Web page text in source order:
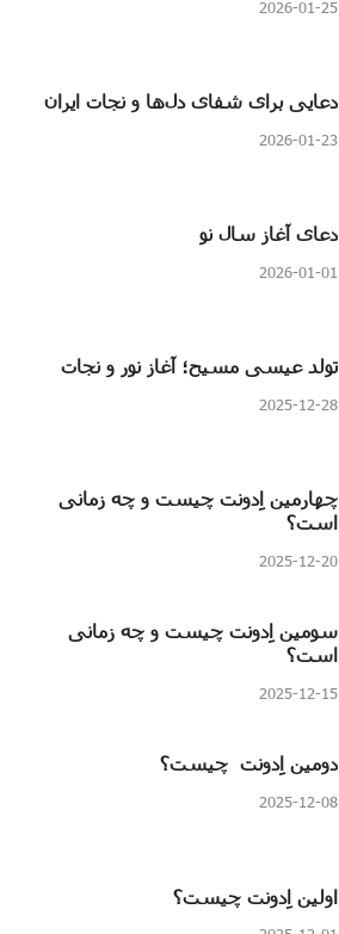
2026-01-25
دعایی برای شفای دل‌ها و نجات ایران
2026-01-23
دعای آغاز سال نو
2026-01-01
تولد عیسی مسیح؛ آغاز نور و نجات
2025-12-28
چهارمین اِدونت چیست و چه زمانی
است؟
2025-12-20
سومین اِدونت چیست و چه زمانی
است؟
2025-12-15
دومین اِدونت چیست؟
2025-12-08
اولین اِدونت چیست؟